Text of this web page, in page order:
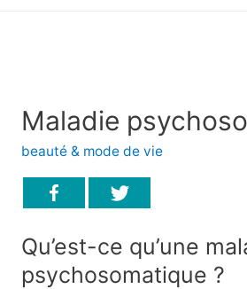
Maladie
beauté & mode de vie
Qu’est-ce qu’une
psychosomatique ?